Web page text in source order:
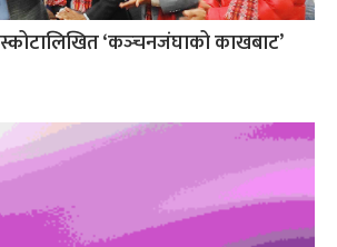
‘कञ्‍चनजंघाको काखबाट’